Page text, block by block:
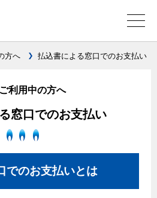
方へ 払込書による窓口でのお支払い
利用中の方へ
窓口でのお支払い
でのお支払いとは